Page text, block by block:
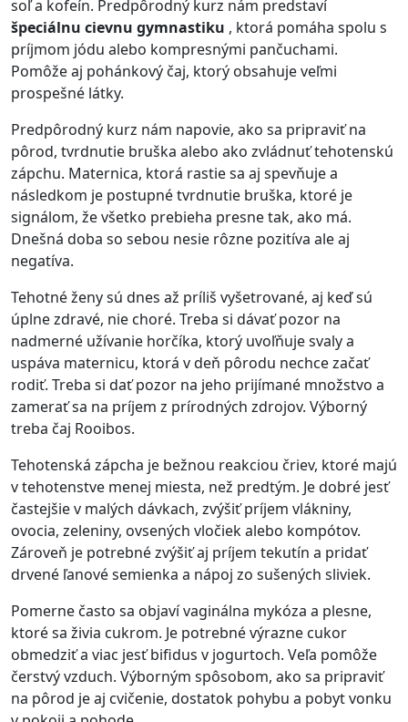
soľ a kofeín. Predpôrodný kurz nám predstaví
špeciálnu cievnu gymnastiku , ktorá pomáha spolu s
príjmom jódu alebo kompresnými pančuchami.
Pomôže aj pohánkový čaj, ktorý obsahuje veľmi
prospešné látky.
Predpôrodný kurz nám napovie, ako sa pripraviť na
pôrod, tvrdnutie bruška alebo ako zvládnuť tehotenskú
zápchu. Maternica, ktorá rastie sa aj spevňuje a
následkom je postupné tvrdnutie bruška, ktoré je
signálom, že všetko prebieha presne tak, ako má.
Dnešná doba so sebou nesie rôzne pozitíva ale aj
negatíva.
Tehotné ženy sú dnes až príliš vyšetrované, aj keď sú
úplne zdravé, nie choré. Treba si dávať pozor na
nadmerné užívanie horčíka, ktorý uvoľňuje svaly a
uspáva maternicu, ktorá v deň pôrodu nechce začať
rodiť. Treba si dať pozor na jeho prijímané množstvo a
zamerať sa na príjem z prírodných zdrojov. Výborný
treba čaj Rooibos.
Tehotenská zápcha je bežnou reakciou čriev, ktoré majú
v tehotenstve menej miesta, než predtým. Je dobré jesť
častejšie v malých dávkach, zvýšiť príjem vlákniny,
ovocia, zeleniny, ovsených vločiek alebo kompótov.
Zároveň je potrebné zvýšiť aj príjem tekutín a pridať
drvené ľanové semienka a nápoj zo sušených sliviek.
Pomerne často sa objaví vaginálna mykóza a plesne,
ktoré sa živia cukrom. Je potrebné výrazne cukor
obmedziť a viac jesť bifidus v jogurtoch. Veľa pomôže
čerstvý vzduch. Výborným spôsobom, ako sa pripraviť
na pôrod je aj cvičenie, dostatok pohybu a pobyt vonku